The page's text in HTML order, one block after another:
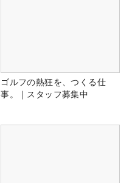
ゴルフの熱狂を、つくる仕
事。｜スタッフ募集中